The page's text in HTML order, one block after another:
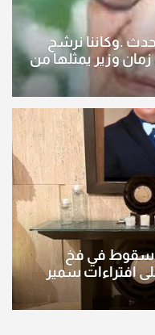
.وكاننا نرشح
لوزارة ( الثقافة ) التي ماتت من زمان وزير يمثلها من
وسقوط في فخ
افتراءات سمير